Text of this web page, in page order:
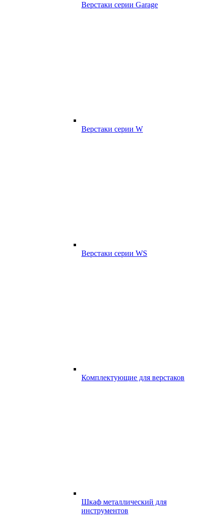
Верстаки серии Garage
Верстаки серии W
Верстаки серии WS
Комплектующие для верстаков
Шкаф металлический для
инструментов